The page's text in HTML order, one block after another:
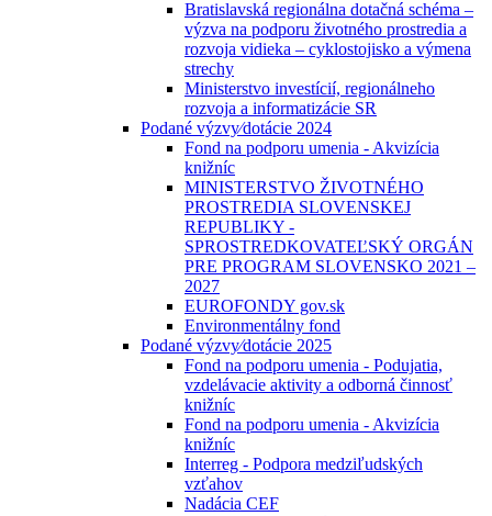
Bratislavská regionálna dotačná schéma –
výzva na podporu životného prostredia a
rozvoja vidieka – cyklostojisko a výmena
strechy
Ministerstvo investícií, regionálneho
rozvoja a informatizácie SR
Podané výzvy⁄dotácie 2024
Fond na podporu umenia - Akvizícia
knižníc
MINISTERSTVO ŽIVOTNÉHO
PROSTREDIA SLOVENSKEJ
REPUBLIKY -
SPROSTREDKOVATEĽSKÝ ORGÁN
PRE PROGRAM SLOVENSKO 2021 –
2027
EUROFONDY gov.sk
Environmentálny fond
Podané výzvy⁄dotácie 2025
Fond na podporu umenia - Podujatia,
vzdelávacie aktivity a odborná činnosť
knižníc
Fond na podporu umenia - Akvizícia
knižníc
Interreg - Podpora medziľudských
vzťahov
Nadácia CEF